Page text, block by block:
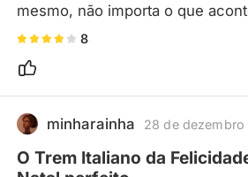
mesmo, não importa o que
8
minharainha 28 de
O Trem Italiano da